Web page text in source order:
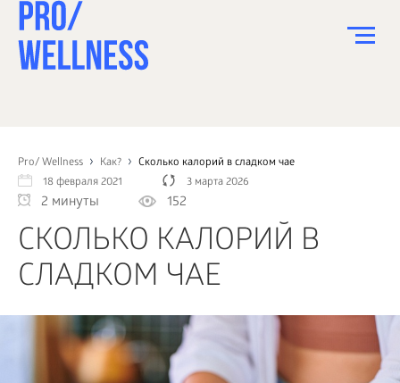
Pro/ Wellness Как?
Сколько калорий в сладком чае
18 февраля 2021
3 марта 2026
2 минуты 152
СКОЛЬКО КАЛОРИЙ В
СЛАДКОМ ЧАЕ
СПОРТ
ЗДОРОВЬЕ
КРАСОТА
ПСИХОЛОГИЯ
ДОМ
КАК?